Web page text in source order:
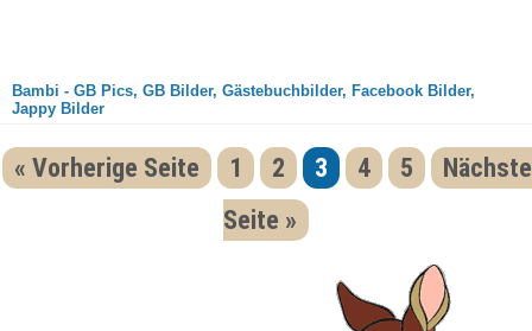
Bambi - GB Pics, GB Bilder, Gästebuchbilder, Facebook Bilder,
Jappy Bilder
« Vorherige Seite 1 2 3 4 5
Nächste
Seite »